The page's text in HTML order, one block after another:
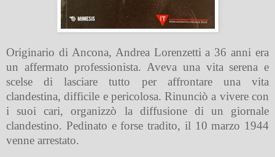
Originario di Ancona, Andrea Lorenzetti a 36 anni era
un affermato professionista. Aveva una vita serena e
scelse di lasciare tutto per affrontare una vita
clandestina, difficile e pericolosa. Rinunciò a vivere con
i suoi cari, organizzò la diffusione di un giornale
clandestino. Pedinato e forse tradito, il 10 marzo 1944
venne arrestato.